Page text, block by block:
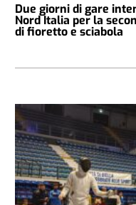
Due giorni di gare
Nord Italia per la
di fioretto e sciabola